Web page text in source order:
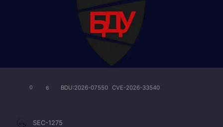
0 6 BDU:2026-07550 CVE-2026-33540
SEC-1275